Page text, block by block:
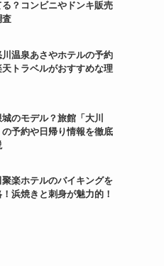
る？コンビニやドンキ販売
川温泉あさやホテルの予約
天トラベルがおすすめな理
のモデル？旅館「大川
予約や日帰り情報を徹底
楽ホテルのバイキングを
浜焼きと刺身が魅力的！